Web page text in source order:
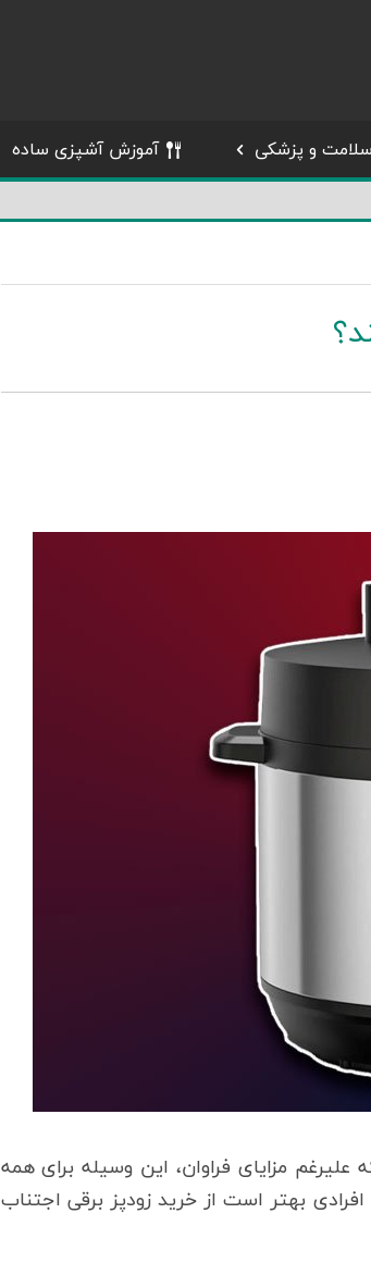
سلامت و پزشکی آموزش آشپزی ساده
علیرغم مزایای فراوان، این وسیله برای همه
بهتر است از خرید زودپز برقی اجتناب